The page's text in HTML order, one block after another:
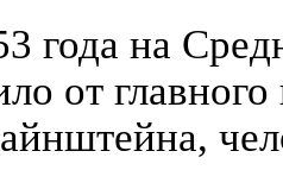
года на
от